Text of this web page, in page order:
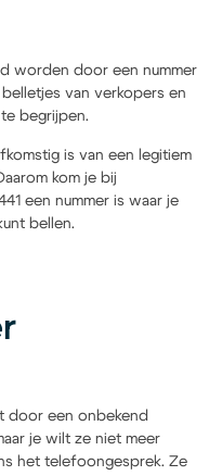
worden door een nummer
van verkopers en
begrijpen.
is van een legitiem
kom je bij
een nummer is waar je
bellen.
door een onbekend
je wilt ze niet meer
het telefoongesprek. Ze